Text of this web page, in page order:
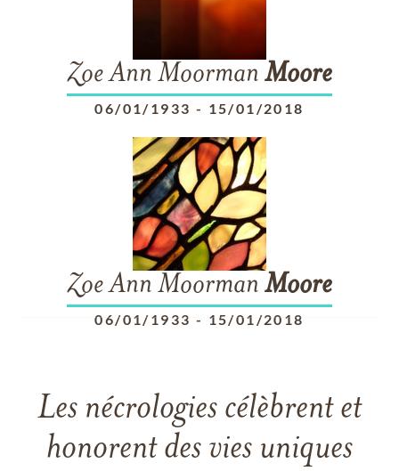
Zoe Ann Moorman Moore
06/01/1933 - 15/01/2018
Zoe Ann Moorman Moore
06/01/1933 - 15/01/2018
Les nécrologies célèbrent et
honorent des vies uniques